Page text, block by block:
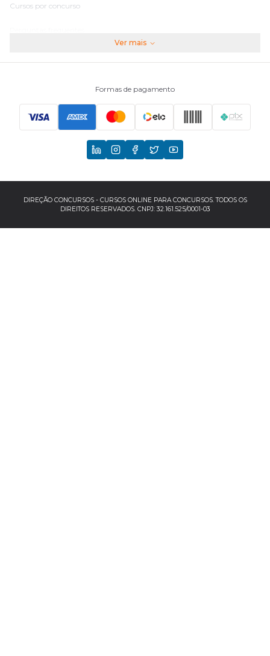
Cursos por concurso
Principais Concursos
Ver mais
Formas de pagamento
DIREÇÃO CONCURSOS - CURSOS ONLINE PARA CONCURSOS. TODOS OS
DIREITOS RESERVADOS. CNPJ: 32.161.525/0001-03